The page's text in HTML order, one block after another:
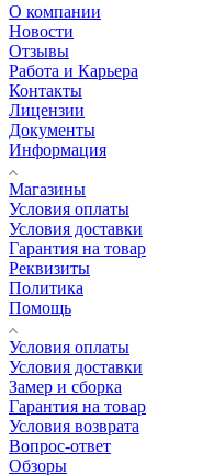
О компании
Новости
Отзывы
Работа и Карьера
Контакты
Лицензии
Документы
Информация
Магазины
Условия оплаты
Условия доставки
Гарантия на товар
Реквизиты
Политика
Помощь
Условия оплаты
Условия доставки
Замер и сборка
Гарантия на товар
Условия возврата
Вопрос-ответ
Обзоры